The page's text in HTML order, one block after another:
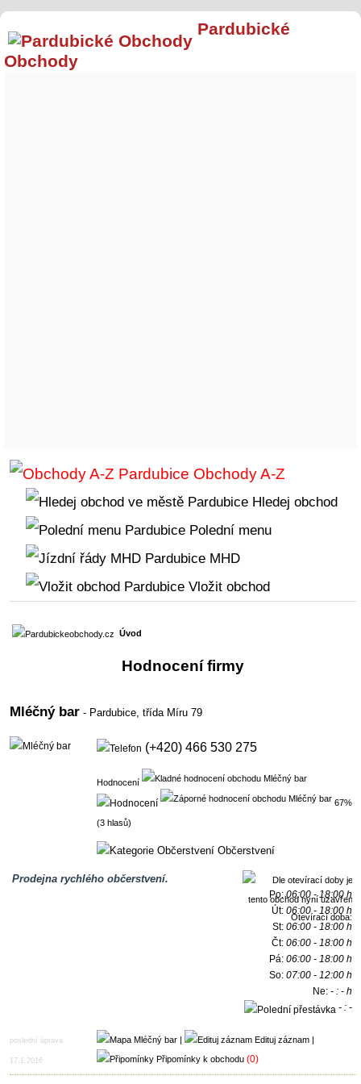
Pardubické
Obchody
Obchody A-Z
Hledej obchod
Polední menu
MHD
Vložit obchod
Úvod
Hodnocení firmy
Mléčný bar - Pardubice,třída Míru 79
(+420) 466 530 275
Hodnocení
67%
(3 hlasů)
Občerstvení
Prodejna rychlého občerstvení.
Otevírací doba:
Po:06:00 - 18:00 h
Út:06:00 - 18:00 h
St:06:00 - 18:00 h
Čt:06:00 - 18:00 h
Pá:06:00 - 18:00 h
So:07:00 - 12:00 h
Ne:- : - h
- : -
poslední úprava
17.1.2016
| Edituj záznam|
Připomínky k obchodu (0)